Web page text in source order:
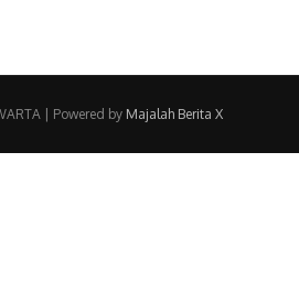
| Powered by Majalah Berita X